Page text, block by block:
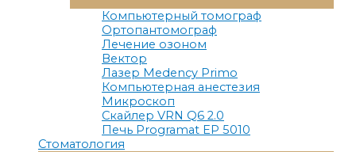
Меню
Компьютерный томограф
Ортопантомограф
Лечение озоном
Вектор
Лазер Medency Primo
Компьютерная анестезия
Микроскоп
Скайлер VRN Q6 2.0
Печь Programat EP 5010
Стоматология